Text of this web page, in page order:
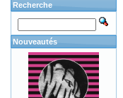
Recherche
Nouveautés